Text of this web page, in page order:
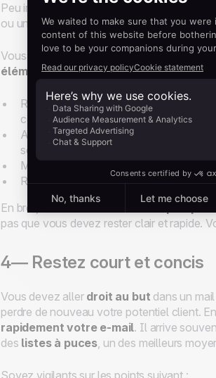
Peu importe votre secteur d’activité, vous
ou un prospect que vous devezrappeler
Vous pouvez alors faire un rappel rapide
éléments positifs.
Rappelezles besoins de votre
communication commerciale, etc.
Apporter un ou deuxtémoignages de
sociaux, etc.).
Mettez en avant les
Rappelez lescaractéristiques
En bref, la
relance d’un mail de
pas que vous devez rester clair et rapide.
4— Restez court et concis
Vous devez allerdroit au but dans un
perdre de nouveau votre potentiel client.
rapidement votre e-mail. Il arrive
des listes à puces, un des meilleurs
Soyez vigilants sur les points suivant :